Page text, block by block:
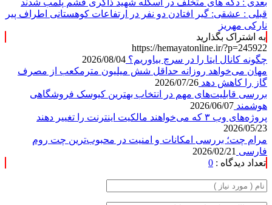
قبلی : عشقی: گیر افتادن دو نفر در ارتفاعات کوهستانی اطراف پیر
نارکی مهریز
به اشتراک بگذارید
https://hemayatonline.ir/?p=245922
چگونه کانال ایتا را در سرچ بیاوریم؟ 2026/08/04
مهان می‌خواهد روزانه حداقل شش میلیون مترمکعب از مصرف
گاز را کاهش دهد 2026/07/26
بررسی قابلیت‌های مهم در انتخاب بهترین کیوسک فروشگاهی
هوشمند 2026/06/07
پروژه‌های وب ۳ که می‌خواهند مالکیت اینترنت را تغییر دهند
2026/05/23
مرام چت؛ بررسی امکانات و امنیت در محبوب‌ترین چت روم
فارسی 2026/02/21
تعداد دیدگاه : 0